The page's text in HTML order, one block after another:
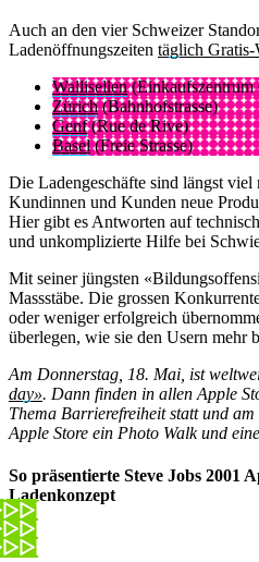
Auch an den vier Schweizer
Ladenöffnungszeiten täglich Gratis-
Wallisellen(Einkaufszentrum
Zürich(Bahnhofstrasse)
Genf(Rue de Rive)
Basel(Freie Strasse)
Die Ladengeschäfte sind längst
Kundinnen und Kunden neue
Hier gibt es Antworten auf
und unkomplizierte Hilfe bei
Mit seiner jüngsten
Massstäbe. Die grossen
oder weniger erfolgreich
überlegen, wie sie den Usern mehr
Am Donnerstag, 18. Mai, ist
day». Dann finden in allen Apple
Thema Barrierefreiheit statt und
Apple Store ein Photo Walk und
So präsentierte Steve Jobs 2001
Ladenkonzept